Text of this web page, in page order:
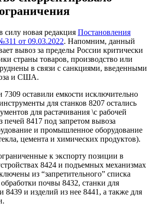
новая редакция Постановления
от 09.03.2022. Напомним, данный
вывоз за пределы России критически
страны товаров, производство или
в связи с санкциями, введенными
и США.
оставили емкости исключительно
для станков 8207 остались
для растачивания \с рабочей
печей 8417 под запретом вывоза
и промышленное оборудование
цемента и химических продуктов).
к экспорту позиции в
8424 и подъемных механизмах
из “запретительного” списка
почвы 8432, станки для
8439 и изделий из нее 8441, а также для